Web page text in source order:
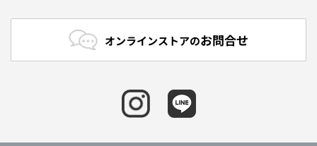
オンラインストアのお問合せ